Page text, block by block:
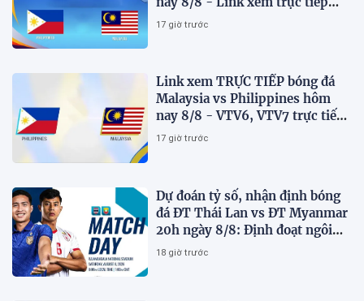
AFF Cup 2026 mới nhất
17 giờ trước
Link xem TRỰC TIẾP bóng đá
Malaysia vs Philippines hôm
nay 8/8 - VTV6, VTV7 trực tiếp
AFF Cup 2026
17 giờ trước
Dự đoán tỷ số, nhận định bóng
đá ĐT Thái Lan vs ĐT Myanmar
20h ngày 8/8: Định đoạt ngôi
đầu bảng
18 giờ trước